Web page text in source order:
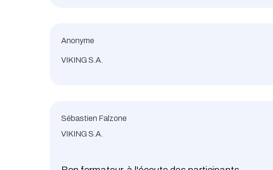
Anonyme
VIKING S.A.
Sébastien Falzone
VIKING S.A.